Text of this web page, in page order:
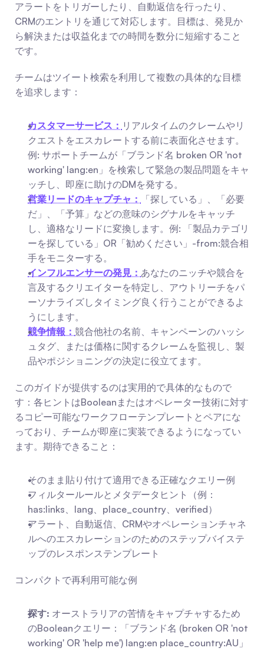
アラートをトリガーしたり、自動返信を行ったり、
CRMのエントリを通じて対応します。目標は、発見か
ら解決または収益化までの時間を数分に短縮すること
です。
チームはツイート検索を利用して複数の具体的な目標
を追求します：
カスタマーサービス： リアルタイムのクレームやリ
クエストをエスカレートする前に表面化させます。
例: サポートチームが「ブランド名 broken OR 'not
working' lang:en」を検索して緊急の製品問題をキャ
ッチし、即座に助けのDMを発する。
営業リードのキャプチャ：
「探している」、「必要
だ」、「予算」などの意味のシグナルをキャッチ
し、適格なリードに変換します。例: 「製品カテゴリ
ーを探している」OR「勧めください」-from:競合相
手をモニターする。
インフルエンサーの発見： あなたのニッチや競合を
言及するクリエイターを特定し、アウトリーチをパ
ーソナライズしタイミング良く行うことができるよ
うにします。
競争情報： 競合他社の名前、キャンペーンのハッシ
ュタグ、または価格に関するクレームを監視し、製
品やポジショニングの決定に役立てます。
このガイドが提供するのは実用的で具体的なもので
す：各ヒントはBooleanまたはオペレーター技術に対す
るコピー可能なワークフローテンプレートとペアにな
っており、チームが即座に実装できるようになってい
ます。期待できること：
そのまま貼り付けて適用できる正確なクエリー例
フィルタールールとメタデータヒント（例：
has:links、lang、place_country、verified）
アラート、自動返信、CRMやオペレーションチャネ
ルへのエスカレーションのためのステップバイステ
ップのレスポンステンプレート
コンパクトで再利用可能な例
探す: オーストラリアの苦情をキャプチャするため
のBooleanクエリー：「ブランド名 (broken OR 'not
working' OR 'help me') lang:en place_country:AU」